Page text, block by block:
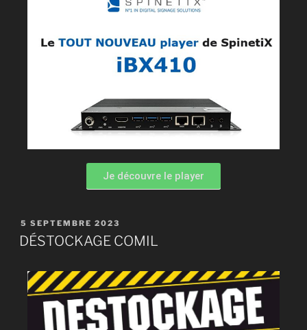
Je découvre le player
5 SEPTEMBRE 2023
DÉSTOCKAGE COMIL